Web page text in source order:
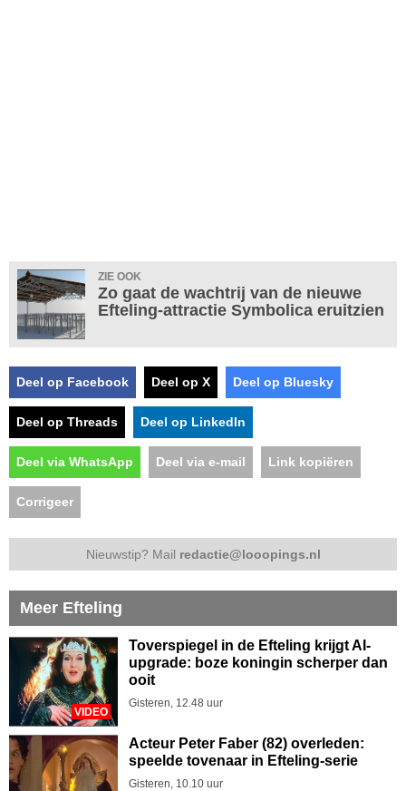
ZIE OOK
Zo gaat de wachtrij van de nieuwe
Efteling-attractie Symbolica eruitzien
Deel op Facebook Deel op X Deel op Bluesky
Deel op Threads Deel op LinkedIn
Deel via WhatsApp Deel via e-mail Link kopiëren
Corrigeer
Nieuwstip? Mail redactie@looopings.nl
Meer Efteling
VIDEO
Toverspiegel in de Efteling krijgt AI-
upgrade: boze koningin scherper dan
ooit
Gisteren, 12.48 uur
Acteur Peter Faber (82) overleden:
speelde tovenaar in Efteling-serie
Gisteren, 10.10 uur